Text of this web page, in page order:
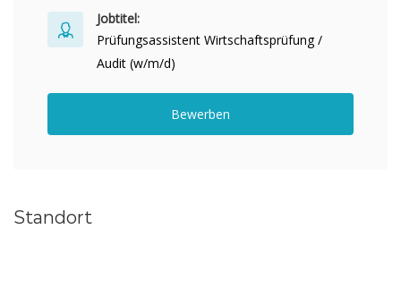
Jobtitel:
Prüfungsassistent Wirtschaftsprüfung /
Audit (w/m/d)
Bewerben
Standort